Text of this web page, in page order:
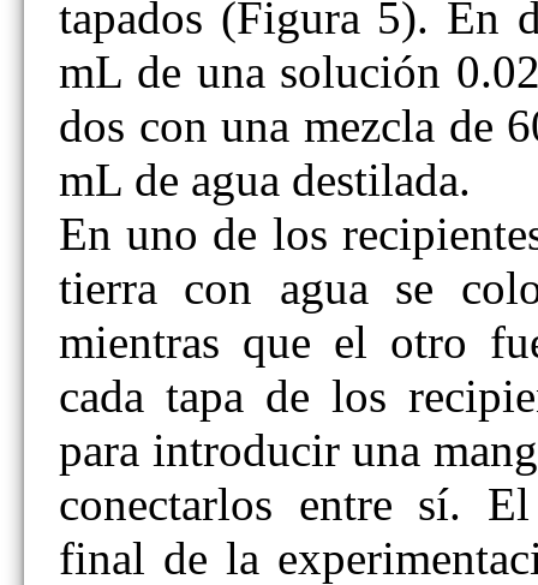
tapados (Figura 5). En
mL de una solución
dos con una mezcla de
mL de agua destilada.
En uno de los
tierra con agua se
mientras que el otro
cada tapa de los
para introducir una
conectarlos entre sí.
final de la